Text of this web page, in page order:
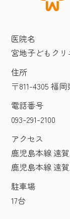
医院名
宮地子どもクリ
住所
〒811-4305 福
電話番号
093-291-2100
アクセス
鹿児島本線 遠
鹿児島本線 遠
駐車場
17台